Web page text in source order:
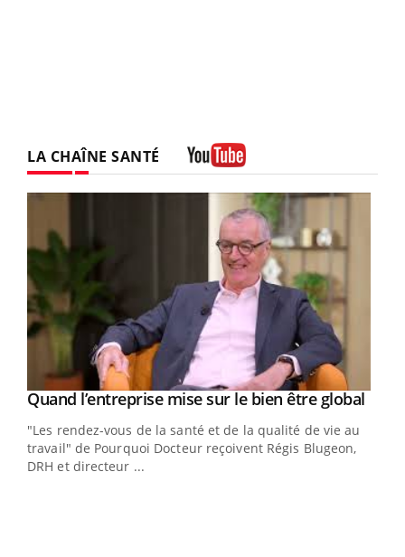
LA CHAÎNE SANTÉ
Youtube
Quand l’entreprise mise sur le bien être global
"Les rendez-vous de la santé et de la qualité de vie au
travail" de Pourquoi Docteur reçoivent Régis Blugeon,
DRH et directeur ...